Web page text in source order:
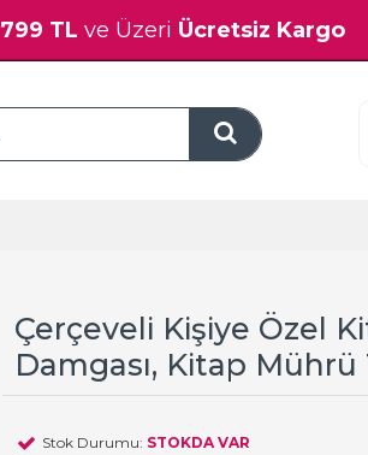
799 TL ve Üzeri Ücretsiz Kargo
Çerçeveli Kişiye Özel
Damgası, Kitap Mührü
Stok Durumu: STOKDA VAR